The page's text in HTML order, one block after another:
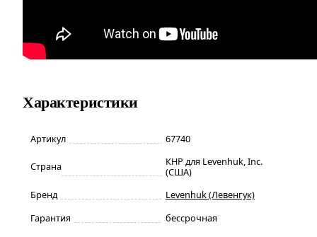
Характеристики
Артикул 67740
Страна
КНР для Levenhuk, Inc.
(США)
Бренд
Levenhuk (Левенгук)
Гарантия
бессрочная